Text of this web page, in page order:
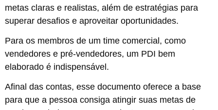
metas claras e realistas, além de estratégias para
superar desafios e aproveitar oportunidades.
Para os membros de um time comercial, como
vendedores e pré-vendedores, um PDI bem
elaborado é indispensável.
Afinal das contas, esse documento oferece a base
para que a pessoa consiga atingir suas metas de